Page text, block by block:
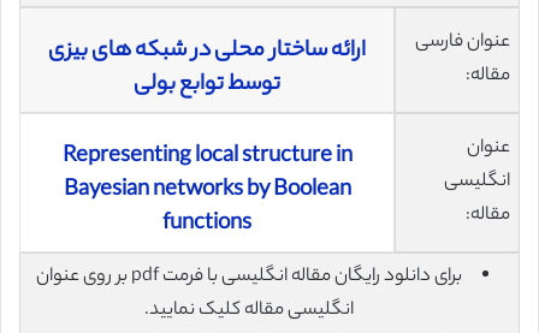
عنوان فارسی
مقاله:
ارائه ساختار محلی در شبکه های بیزی
توسط توابع بولی
عنوان
انگلیسی
مقاله:
Representing local structure in
Bayesian networks by Boolean
functions
برای دانلود رایگان مقاله انگلیسی با فرمت pdf بر روی عنوان
انگلیسی مقاله کلیک نمایید.